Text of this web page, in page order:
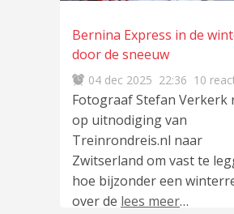
Bernina Express in de
door de sneeuw
04 dec 2025 22:36 10
Fotograaf Stefan Verkerk
op uitnodiging van
Treinrondreis.nl naar
Zwitserland om vast te
hoe bijzonder een
over de lees meer…